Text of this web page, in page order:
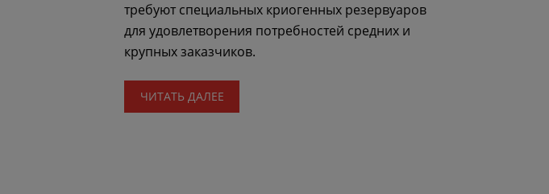
требуют специальных криогенных резервуаров
для удовлетворения потребностей средних и
крупных заказчиков.
ЧИТАТЬ ДАЛЕЕ